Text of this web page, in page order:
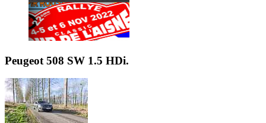
Peugeot 508 SW 1.5 HDi.